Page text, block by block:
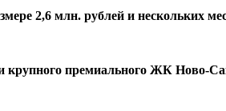
2,6 млн. рублей и нескольких
премиального ЖК Ново-